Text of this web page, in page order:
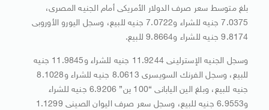
بلغ متوسط سعر صرف الدولار الأمريكى أمام الجنيه المصرى،
7.0375 جنيه للشراء و7.0722 جنيه للبيع، وسجل اليورو الأوروبى
9.8174 جنيه للشراء و9.8664 للبيع.
وسجل الجنيه الإسترلينى 11.9244 جنيه للشراء و11.9845 جنيه
للبيع، وسجل الفرنك السويسرى 8.0613 جنيه للشراء و8.1028
جنيه للبيع، وبلغ الين اليابانى “100 ين” 6.9206 جنيه للشراء
و6.9553 جنيه للبيع، وسجل سعر صرف اليوان الصينى 1.1299